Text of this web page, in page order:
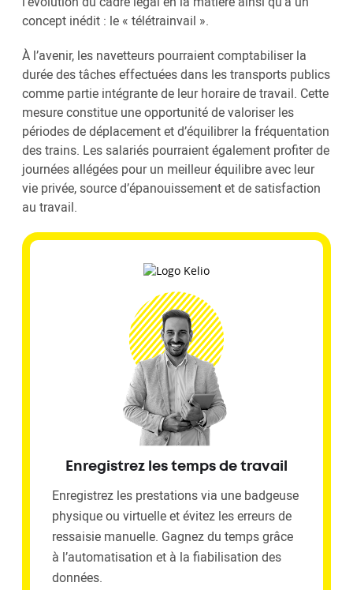
concept inédit : le « télétrainvail ».
À l’avenir, les navetteurs pourraient comptabiliser la
durée des tâches effectuées dans les transports publics
comme partie intégrante de leur horaire de travail. Cette
mesure constitue une opportunité de valoriser les
périodes de déplacement et d’équilibrer la fréquentation
des trains. Les salariés pourraient également profiter de
journées allégées pour un meilleur équilibre avec leur
vie privée, source d’épanouissement et de satisfaction
au travail.
Enregistrez les temps de travail
Enregistrez les prestations via une badgeuse
physique ou virtuelle et évitez les erreurs de
ressaisie manuelle. Gagnez du temps grâce
à l’automatisation et à la fiabilisation des
données.